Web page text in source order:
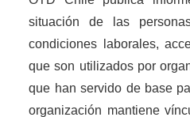
situación de las
condiciones laborales,
que son utilizados por
que han servido de base
organización mantiene